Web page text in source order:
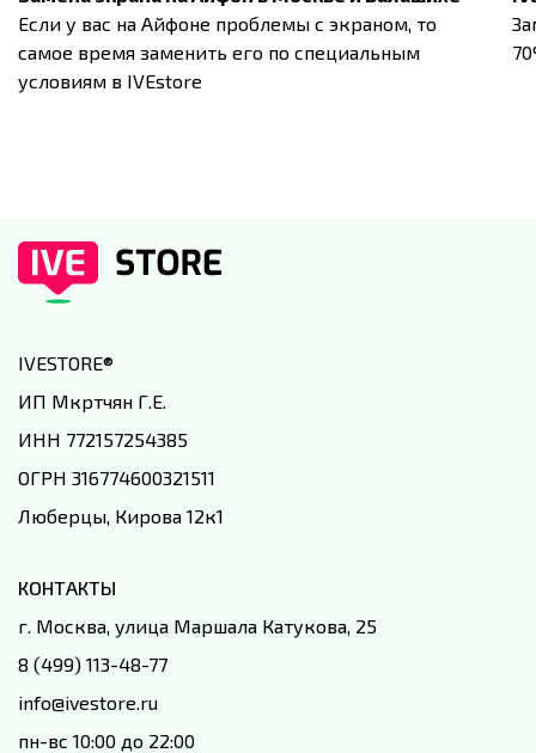
Если у вас на Айфоне проблемы с экраном, то
самое время заменить его по специальным
условиям в IVEstore
IVESTORE®
ИП Мкртчян Г.Е.
ИНН 772157254385
ОГРН 316774600321511
Люберцы, Кирова 12к1
КОНТАКТЫ
г. Москва, улица Маршала Катукова, 25
8 (499) 113-48-77
info@ivestore.ru
пн-вс 10:00 до 22:00